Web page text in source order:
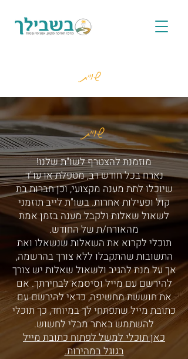
שו"ת
שו"ת
מוזמנת להצטרף לשו"ת שלנו!
נארח בכל חודש רב, מטפלת או עו"ד
שיוכלו לתת מענה מקצועי, וכן חברות בת
קול ופעילות אחרות. בשו"ת לייב תוזמני
לשאול שאלות ולקבל מענה בזמן אמת
מהאורח/ת של החודש.
תוכלי לקרוא את השאלות שנשאלו ואת
התשובות שהתקבלו ללא צורך בהרשמה,
אך על מנת להגיב ולשאול שאלות יש צורך
להירשם עם מייל וסיסמא לבחירתך. אם
את חוששת מחשיפה, כדאי להירשם עם
כתובת מייל שתפתחי לך במיוחד, כך תוכלי
להשתמש באתר מבלי לחשוש.
כאן תוכלי למשל לפתוח כתובת מייל
בגוגל במהירות.